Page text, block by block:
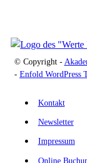
© Copyright -
- Enfold WordPress
Kontakt
Newsletter
Impressum
Online